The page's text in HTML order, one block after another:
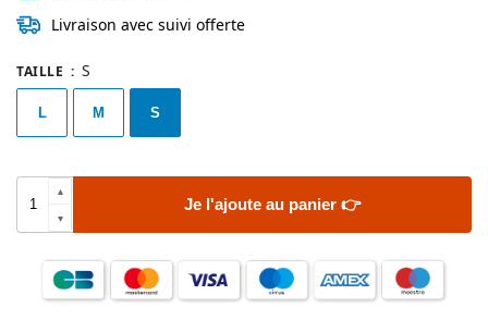
Livraison avec suivi offerte
TAILLE : S
L M S
Je l'ajoute au panier 👉